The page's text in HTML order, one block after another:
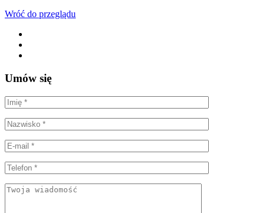
Wróć do przeglądu
Umów się